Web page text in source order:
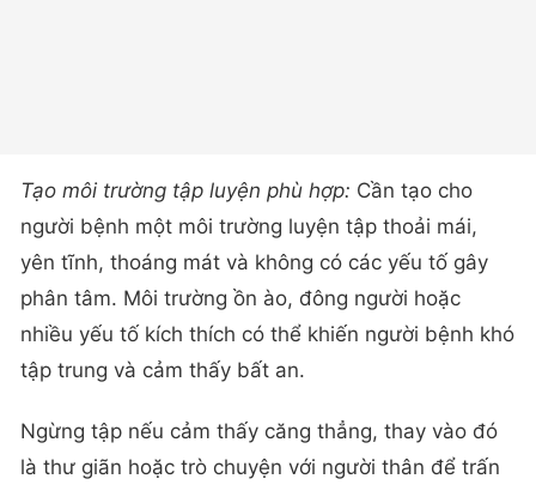
Tạo môi trường tập luyện phù hợp: Cần tạo cho
người bệnh một môi trường luyện tập thoải mái,
yên tĩnh, thoáng mát và không có các yếu tố gây
phân tâm. Môi trường ồn ào, đông người hoặc
nhiều yếu tố kích thích có thể khiến người bệnh khó
tập trung và cảm thấy bất an.
Ngừng tập nếu cảm thấy căng thẳng, thay vào đó
là thư giãn hoặc trò chuyện với người thân để trấn